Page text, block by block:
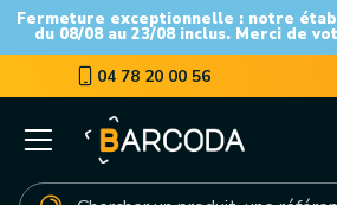
Fermeture exceptionnelle : notre
du 08/08 au 23/08 inclus. Merci de
04 78 20 00 56